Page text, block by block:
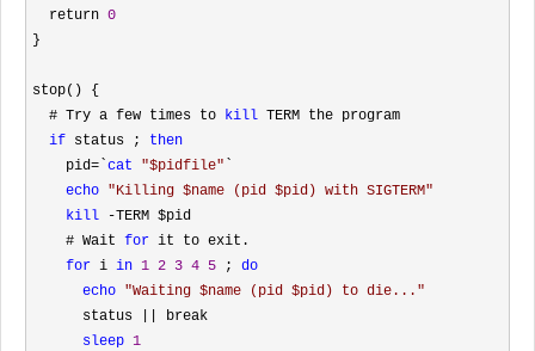
  return
0
}
stop() {
  # Try a few times to
kill TERM the program
if status ; then
    pid
=` cat "$pidfile"
echo "Killing $name (pid $pid) with SIGTERM"
kill -TERM $pid
    # Wait
for it to exit.
for i in 1 2 3 4 5 ; do
echo "Waiting $name (pid $pid) to die... "
      status
break
sleep 1